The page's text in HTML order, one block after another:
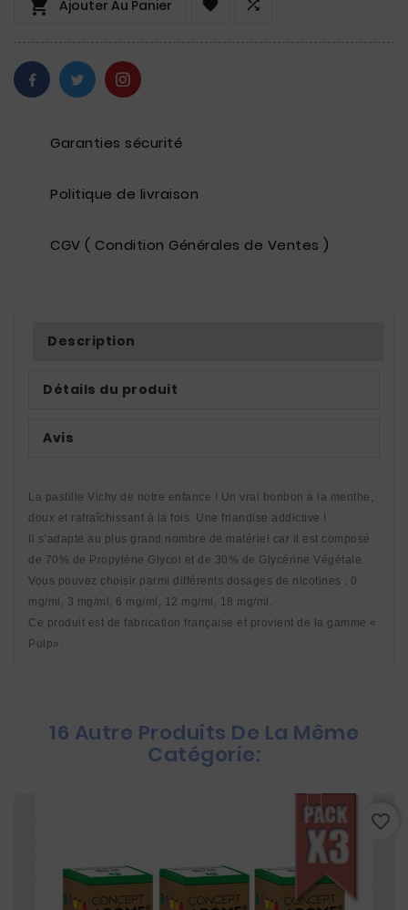
 Ajouter Au Panier  
Garanties sécurité
Politique de livraison
CGV ( Condition Générales de Ventes )
Description
Détails du produit
Avis
La pastille Vichy de notre enfance ! Un vrai bonbon à la menthe,
doux et rafraîchissant à la fois. Une friandise addictive !
Il s’adapte au plus grand nombre de matériel car il est composé
de 70% de Propylène Glycol et de 30% de Glycérine Végétale.
Vous pouvez choisir parmi différents dosages de nicotines : 0
mg/ml, 3 mg/ml, 6 mg/ml, 12 mg/ml, 18 mg/ml.
Ce produit est de fabrication française et provient de la gamme «
Pulp».
16 Autre Produits De La Même
Catégorie:
favorite_border